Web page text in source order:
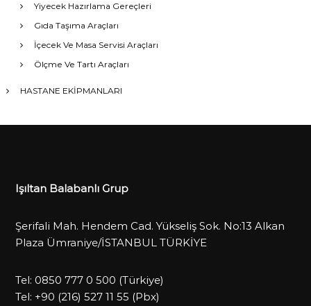
Yiyecek Hazırlama Gereçleri
Gıda Taşıma Araçları
İçecek Ve Masa Servisi Araçları
Ölçme Ve Tartı Araçları
HASTANE EKİPMANLARI
Işıltan Balabanlı Grup
Şerifali Mah. Hendem Cad. Yükseliş Sok. No:13 Alkan
Plaza Ümraniye/İSTANBUL TÜRKİYE
Tel: 0850 777 0 500 (Türkiye)
Tel: +90 (216) 527 11 55 (Pbx)